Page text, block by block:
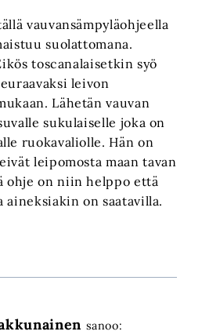
vauvansämpyläohjeella
suolattomana.
toscanalaisetkin syö
leivon
Lähetän vauvan
sukulaiselle joka on
ruokavaliolle. Hän on
leipomosta maan tavan
ohje on niin helppo että
on saatavilla.
sanoo: